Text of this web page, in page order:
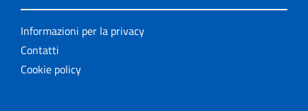
Informazioni per la privacy
Contatti
Cookie policy